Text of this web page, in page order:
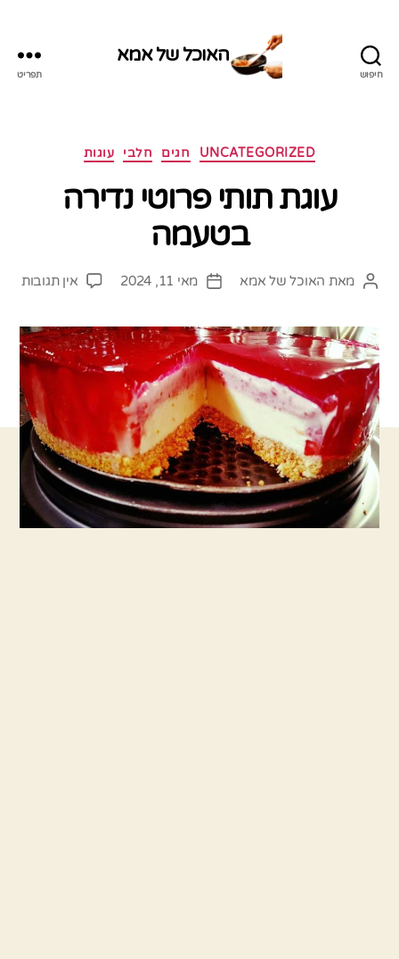
חיפוש
האוכל של אמא
תפריט
קטגוריות UNCATEGORIZED חגים חלבי עוגות
עוגת תותי פרוטי נדירה
בטעמה
המחבר
מאת האוכל של אמא
תאריך
מאי 11, 2024 אין תגובות